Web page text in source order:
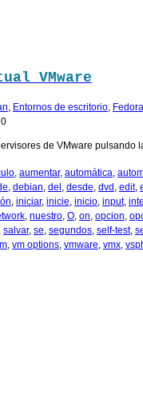
VMware
, Entornos de escritorio, Fedora
0
de VMware pulsando
, aumentar, automática,
, debian, del , desde, dvd , edit,
, iniciar, inicie, inicio, input,
, nuestro, O, on, opcion,
, salvar, se, segundos, self-test,
, vm options, vmware, vmx,